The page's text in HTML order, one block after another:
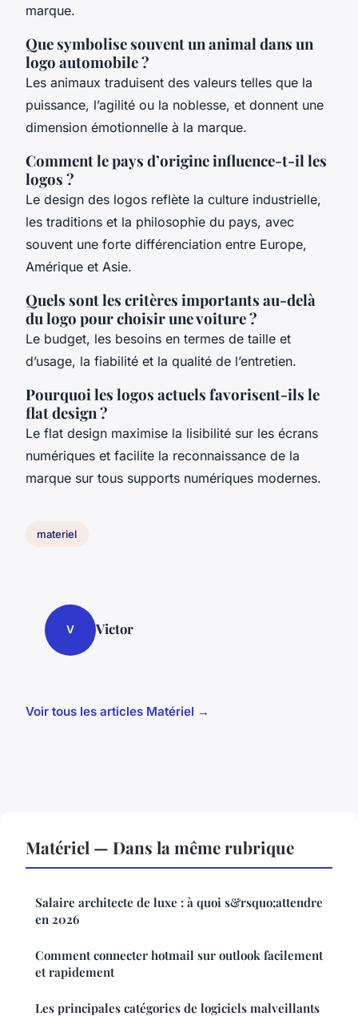
marque.
Que symbolise souvent un animal dans un
logo automobile ?
Les animaux traduisent des valeurs telles que la
puissance, l’agilité ou la noblesse, et donnent une
dimension émotionnelle à la marque.
Comment le pays d’origine influence-t-il les
logos ?
Le design des logos reflète la culture industrielle,
les traditions et la philosophie du pays, avec
souvent une forte différenciation entre Europe,
Amérique et Asie.
Quels sont les critères importants au-delà
du logo pour choisir une voiture ?
Le budget, les besoins en termes de taille et
d’usage, la fiabilité et la qualité de l’entretien.
Pourquoi les logos actuels favorisent-ils le
flat design ?
Le flat design maximise la lisibilité sur les écrans
numériques et facilite la reconnaissance de la
marque sur tous supports numériques modernes.
materiel
V Victor
Voir tous les articles Matériel →
Matériel — Dans la même rubrique
Salaire architecte de luxe : à quoi s&rsquo;attendre
en 2026
Comment connecter hotmail sur outlook facilement
et rapidement
Les principales catégories de logiciels malveillants